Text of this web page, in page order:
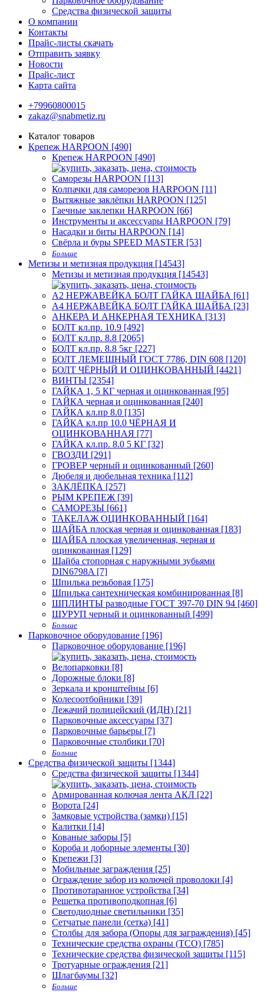
Средства физической защиты
О компании
Контакты
Прайс-листы скачать
Отправить заявку
Новости
Прайс-лист
Карта сайта
+79960800015
zakaz@snabmetiz.ru
Каталог товаров
Крепеж HARPOON [490]
Крепеж HARPOON [490]
Саморезы HARPOON [113]
Колпачки для саморезов HARPOON [11]
Вытяжные заклёпки HARPOON [125]
Гаечные заклепки HARPOON [66]
Инструменты и аксессуары HARPOON [79]
Насадки и биты HARPOON [14]
Свёрла и буры SPEED MASTER [53]
Больше
Метизы и метизная продукция [14543]
Метизы и метизная продукция [14543]
А2 НЕРЖАВЕЙКА БОЛТ ГАЙКА ШАЙБА [61]
А4 НЕРЖАВЕЙКА БОЛТ ГАЙКА ШАЙБА [23]
АНКЕРА И АНКЕРНАЯ ТЕХНИКА [313]
БОЛТ кл.пр. 10.9 [492]
БОЛТ кл.пр. 8.8 [2065]
БОЛТ кл.пр. 8.8 5кг [227]
БОЛТ ЛЕМЕШНЫЙ ГОСТ 7786, DIN 608 [120]
БОЛТ ЧЁРНЫЙ И ОЦИНКОВАННЫЙ [4421]
ВИНТЫ [2354]
ГАЙКА 1, 5 КГ черная и оцинкованная [95]
ГАЙКА черная и оцинкованная [240]
ГАЙКА кл.пр 8.0 [135]
ГАЙКА кл.пр 10.0 ЧЁРНАЯ И
ОЦИНКОВАННАЯ [77]
ГАЙКА кл.пр. 8.0 5 КГ [32]
ГВОЗДИ [291]
ГРОВЕР черный и оцинкованный [260]
Дюбеля и дюбельная техника [112]
ЗАКЛЁПКА [257]
РЫМ КРЕПЕЖ [39]
САМОРЕЗЫ [661]
ТАКЕЛАЖ ОЦИНКОВАННЫЙ [164]
ШАЙБА плоская черная и оцинкованная [183]
ШАЙБА плоская увеличенная, черная и
оцинкованная [129]
Шайба стопорная с наружными зубьями
DIN6798A [7]
Шпилька резьбовая [175]
Шпилька сантехническая комбинированная [8]
ШПЛИНТЫ разводные ГОСТ 397-70 DIN 94 [460]
ШУРУП черный и оцинкованный [499]
Больше
Парковочное оборудование [196]
Парковочное оборудование [196]
Велопарковки [8]
Дорожные блоки [8]
Зеркала и кронштейны [6]
Колесоотбойники [39]
Лежачий полицейский (ИДН) [21]
Парковочные аксессуары [37]
Парковочные барьеры [7]
Парковочные столбики [70]
Больше
Средства физической защиты [1344]
Средства физической защиты [1344]
Армированная колючая лента АКЛ [22]
Ворота [24]
Замковые устройства (замки) [15]
Калитки [14]
Кованые заборы [5]
Короба и доборные элементы [30]
Крепежи [3]
Мобильные заграждения [25]
Ограждение забор из колючей проволоки [4]
Противотаранное устройства [34]
Решетка противоподкопная [6]
Светодиодные светильники [35]
Сетчатые панели (сетка) [41]
Столбы для забора (Опоры для заграждения) [45]
Технические средства охраны (ТСО) [785]
Технические средства физической защиты [115]
Тротуарные ограждения [21]
Шлагбаумы [32]
Больше